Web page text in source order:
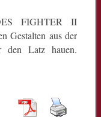
FIGHTER II
Gestalten aus der
den Latz hauen.